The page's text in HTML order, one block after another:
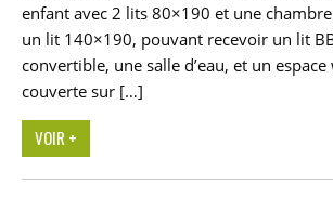
enfant avec 2 lits 80×190 et une
un lit 140×190, pouvant recevoir un lit
convertible, une salle d’eau, et un
couverte sur […]
VOIR +